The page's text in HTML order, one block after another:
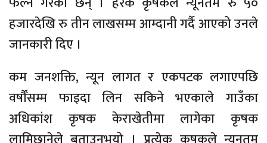
हजारदेखि रु तीन लाखसम्म आम्दानी गर्दै आएको उनले
जानकारी दिए ।
कम जनशक्ति, न्यून लागत र एकपटक लगाएपछि
वर्षौँसम्म फाइदा लिन सकिने भएकाले गाउँका
अधिकांश कृषक केराखेतीमा लागेका कृषक